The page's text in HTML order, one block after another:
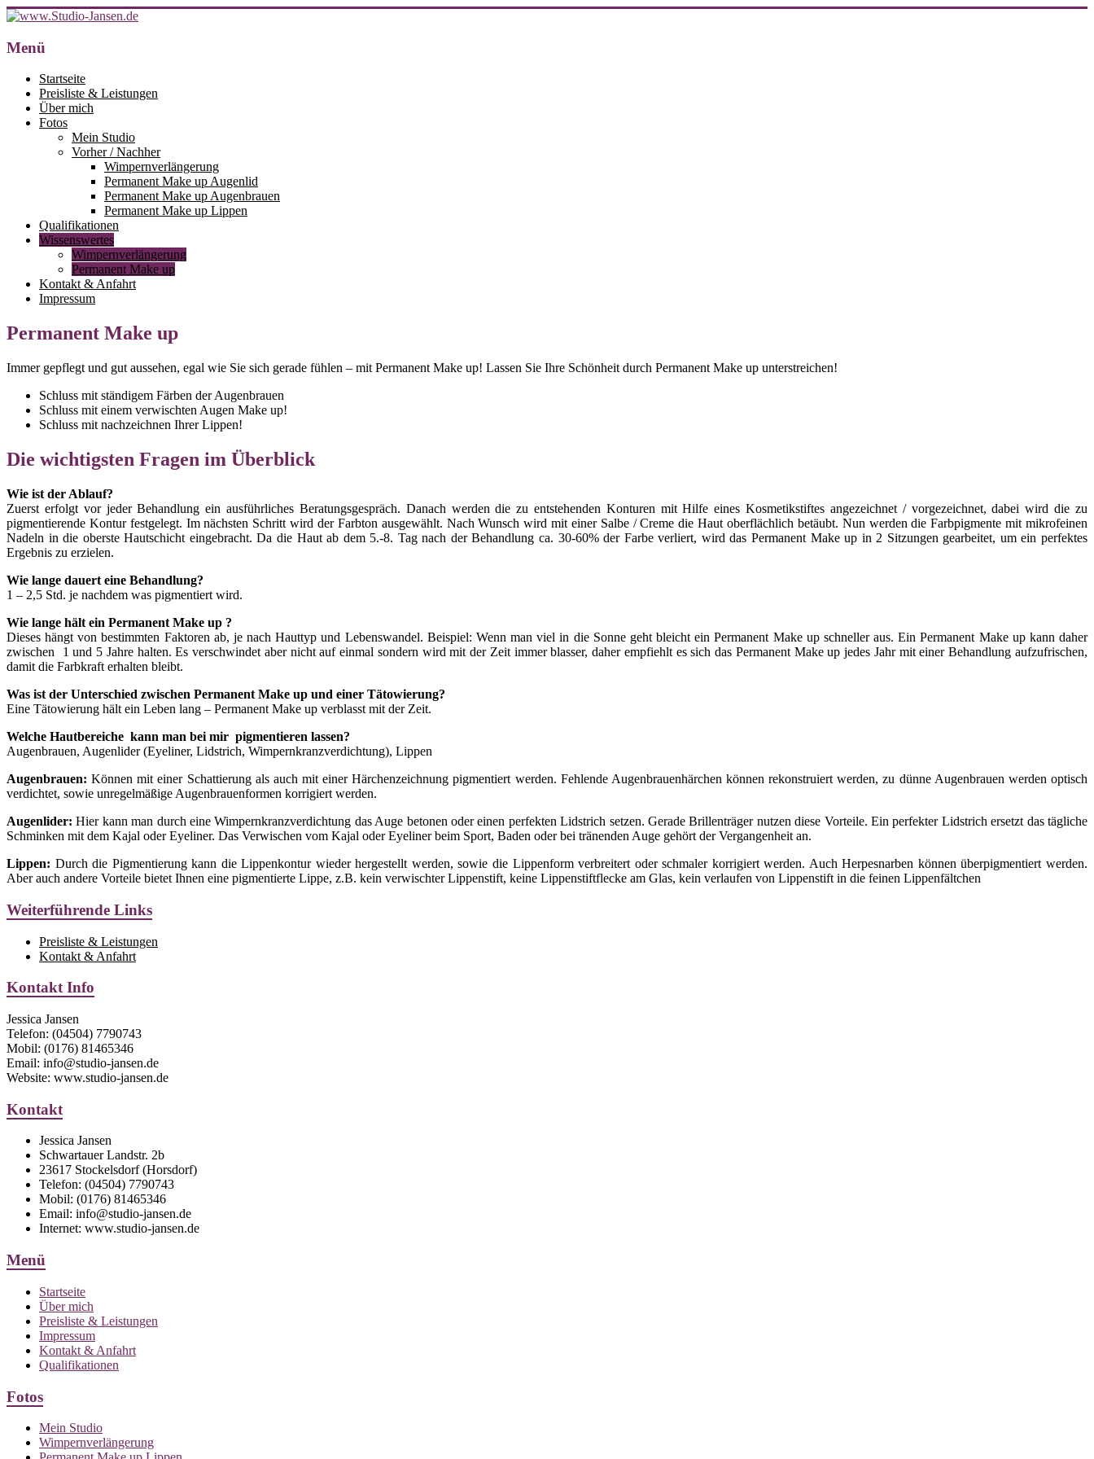
Zum
springen
www.Studio-
Studio
Permanent
Wimpernverlängerung
23617
Stockelsdorf
(Horsdorf)
Lübeck
Menü
Startseite
Preisliste & Leistungen
Über mich
Fotos
Mein Studio
Vorher / Nachher
Wimpernverlängerung
Permanent Make up Augenlid
Permanent Make up Augenbrauen
Permanent Make up Lippen
Qualifikationen
Wissenswertes
Wimpernverlängerung
Permanent Make up
Kontakt & Anfahrt
Impressum
Permanent Make up
Immer gepflegt und gut aussehen, egal wie Sie sich gerade fühlen – mit Permanent Make up! Lassen Sie Ihre Schönheit durch Permanent Make up unterstreichen!
Schluss mit ständigem Färben der Augenbrauen
Schluss mit einem verwischten Augen Make up!
Schluss mit nachzeichnen Ihrer Lippen!
Die wichtigsten Fragen im Überblick
Wie ist der Ablauf?
Zuerst erfolgt vor jeder Behandlung ein ausführliches Beratungsgespräch. Danach werden die zu entstehenden Konturen mit Hilfe eines Kosmetikstiftes angezeichnet / vorgezeichnet, dabei wird die zu
pigmentierende Kontur festgelegt. Im nächsten Schritt wird der Farbton ausgewählt. Nach Wunsch wird mit einer Salbe / Creme die Haut oberflächlich betäubt. Nun werden die Farbpigmente mit mikrofeinen
Nadeln in die oberste Hautschicht eingebracht. Da die Haut ab dem 5.-8. Tag nach der Behandlung ca. 30-60% der Farbe verliert, wird das Permanent Make up in 2 Sitzungen gearbeitet, um ein perfektes
Ergebnis zu erzielen.
Wie lange dauert eine Behandlung?
1 – 2,5 Std. je nachdem was pigmentiert wird.
Wie lange hält ein Permanent Make up ?
Dieses hängt von bestimmten Faktoren ab, je nach Hauttyp und Lebenswandel. Beispiel: Wenn man viel in die Sonne geht bleicht ein Permanent Make up schneller aus. Ein Permanent Make up kann daher
zwischen 1 und 5 Jahre halten. Es verschwindet aber nicht auf einmal sondern wird mit der Zeit immer blasser, daher empfiehlt es sich das Permanent Make up jedes Jahr mit einer Behandlung aufzufrischen,
damit die Farbkraft erhalten bleibt.
Was ist der Unterschied zwischen Permanent Make up und einer Tätowierung?
Eine Tätowierung hält ein Leben lang – Permanent Make up verblasst mit der Zeit.
Welche Hautbereiche kann man bei mir pigmentieren lassen?
Augenbrauen, Augenlider (Eyeliner, Lidstrich, Wimpernkranzverdichtung), Lippen
Augenbrauen: Können mit einer Schattierung als auch mit einer Härchenzeichnung pigmentiert werden. Fehlende Augenbrauenhärchen können rekonstruiert werden, zu dünne Augenbrauen werden optisch
verdichtet, sowie unregelmäßige Augenbrauenformen korrigiert werden.
Augenlider: Hier kann man durch eine Wimpernkranzverdichtung das Auge betonen oder einen perfekten Lidstrich setzen. Gerade Brillenträger nutzen diese Vorteile. Ein perfekter Lidstrich ersetzt das tägliche
Schminken mit dem Kajal oder Eyeliner. Das Verwischen vom Kajal oder Eyeliner beim Sport, Baden oder bei tränenden Auge gehört der Vergangenheit an.
Lippen: Durch die Pigmentierung kann die Lippenkontur wieder hergestellt werden, sowie die Lippenform verbreitert oder schmaler korrigiert werden. Auch Herpesnarben können überpigmentiert werden.
Aber auch andere Vorteile bietet Ihnen eine pigmentierte Lippe, z.B. kein verwischter Lippenstift, keine Lippenstiftflecke am Glas, kein verlaufen von Lippenstift in die feinen Lippenfältchen
Weiterführende Links
Preisliste & Leistungen
Kontakt & Anfahrt
Kontakt Info
Jessica Jansen
Telefon: (04504) 7790743
Mobil: (0176) 81465346
Email: info@studio-jansen.de
Website: www.studio-jansen.de
Kontakt
Jessica Jansen
Schwartauer Landstr. 2b
23617 Stockelsdorf (Horsdorf)
Telefon: (04504) 7790743
Mobil: (0176) 81465346
Email: info@studio-jansen.de
Internet: www.studio-jansen.de
Menü
Startseite
Über mich
Preisliste & Leistungen
Impressum
Kontakt & Anfahrt
Qualifikationen
Fotos
Mein Studio
Wimpernverlängerung